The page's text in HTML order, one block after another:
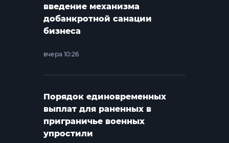
введение механизма
добанкротной санации
бизнеса
вчера 10:26
Порядок единовременных
выплат для раненных в
приграничье военных
упростили